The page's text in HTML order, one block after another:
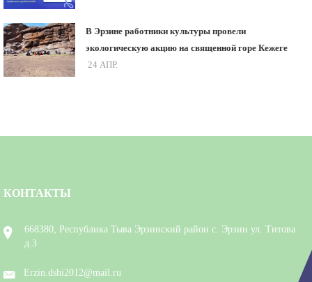
В Эрзине работники культуры провели
экологическую акцию на священной горе Кежеге
24 АПР.
КОНТАКТЫ
668380, Республика Тыва Эрзинский район с. Эрзин ул. Титова
д.3
Erzin.dshi2012@mail.ru